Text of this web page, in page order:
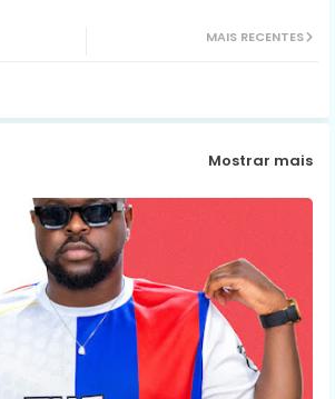
ap
MAIS RECENTES
Mostrar mais